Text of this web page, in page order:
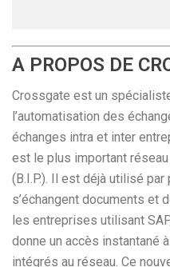
A PROPOS DE
Crossgate est un
l’automatisation des
échanges intra et inter
est le plus important réseau
(B.I.P.). Il est déjà utilisé
s’échangent documents et
les entreprises utilisant
donne un accès instantané
intégrés au réseau. Ce